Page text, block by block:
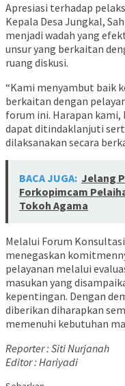
Apresiasi terhadap
Kepala Desa Jungkal,
menjadi wadah yang
unsur yang berkaitan
ruang diskusi.
“Kami menyambut baik
berkaitan dengan
forum ini. Harapan kami,
dapat ditindaklanjuti
dilaksanakan secara
BACA JUGA: Jelang
Forkopimcam
Tokoh Agama
Melalui Forum
menegaskan
pelayanan melalui
masukan yang
kepentingan. Dengan
diberikan diharapkan
memenuhi kebutuhan
Reporter : Siti Nurjanah
Editor : Hariyadi